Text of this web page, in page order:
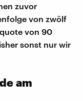
zuvor
von zwölf
von 90
sonst nur wir
am